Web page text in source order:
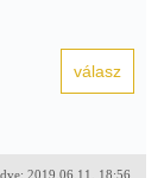
2019.06.11. 18:56